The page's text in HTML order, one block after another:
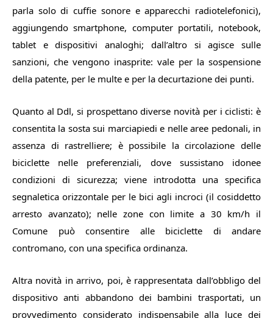
parla solo di cuffie sonore e apparecchi radiotelefonici),
aggiungendo smartphone, computer portatili, notebook,
tablet e dispositivi analoghi; dall’altro si agisce sulle
sanzioni, che vengono inasprite: vale per la sospensione
della patente, per le multe e per la decurtazione dei punti.
Quanto al Ddl, si prospettano diverse novità per i ciclisti: è
consentita la sosta sui marciapiedi e nelle aree pedonali, in
assenza di rastrelliere; è possibile la circolazione delle
biciclette nelle preferenziali, dove sussistano idonee
condizioni di sicurezza; viene introdotta una specifica
segnaletica orizzontale per le bici agli incroci (il cosiddetto
arresto avanzato); nelle zone con limite a 30 km/h il
Comune può consentire alle biciclette di andare
contromano, con una specifica ordinanza.
Altra novità in arrivo, poi, è rappresentata dall’obbligo del
dispositivo anti abbandono dei bambini trasportati, un
provvedimento considerato indispensabile alla luce dei